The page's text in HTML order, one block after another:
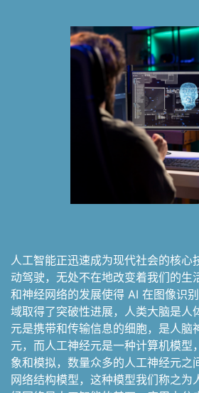
人工智能正迅速成为现代社会的核心
动驾驶，无处不在地改变着我们的生
和神经网络的发展使得 AI 在图像识
域取得了突破性进展，人类大脑是人
元是携带和传输信息的细胞，是人脑
元，而人工神经元是一种计算机模型
象和模拟，数量众多的人工神经元之
网络结构模型，这种模型我们称之为